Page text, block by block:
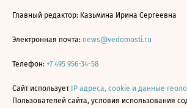
Главный редактор: Казьмина Ирина Сергеевна
Электронная почта: news@vedomosti.ru
Телефон: +7 495 956-34-58
Сайт использует IP адреса, cookie и данные
Пользователей сайта, условия использования